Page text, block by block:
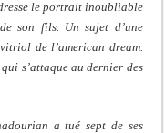
le portrait inoubliable
son fils. Un sujet d’une
de l’american dream.
s’attaque au dernier des
a tué sept de ses